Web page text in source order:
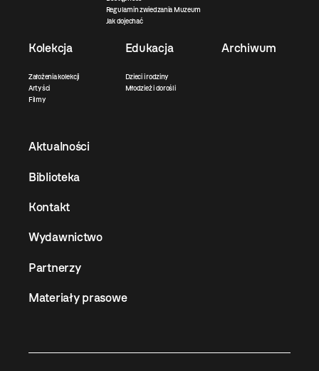
Regulamin zwiedzania Muzeum
Jak dojechać
Kolekcja
Założenia kolekcji
Artyści
Filmy
Edukacja
Dzieci i rodziny
Młodzież i dorośli
Archiwum
Aktualności
Biblioteka
Kontakt
Wydawnictwo
Partnerzy
Materiały prasowe